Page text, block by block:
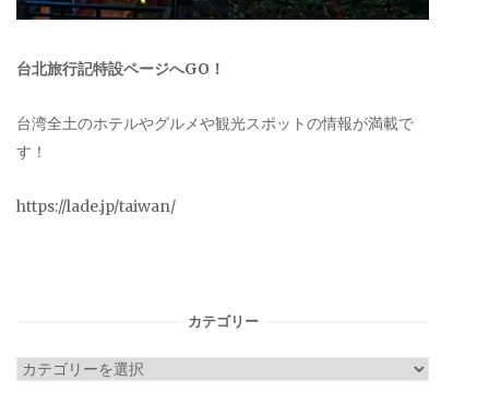
台北旅行記特設ページへGO！
台湾全土のホテルやグルメや観光スポットの情報が満載で
す！
https://lade.jp/taiwan/
カテゴリー
カ